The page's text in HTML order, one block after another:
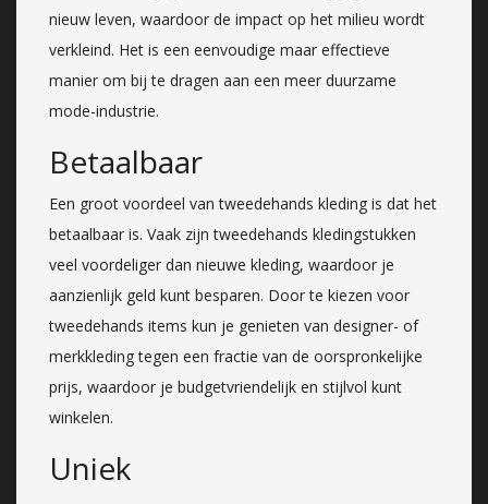
nieuw leven, waardoor de impact op het milieu wordt
verkleind. Het is een eenvoudige maar effectieve
manier om bij te dragen aan een meer duurzame
mode-industrie.
Betaalbaar
Een groot voordeel van tweedehands kleding is dat het
betaalbaar is. Vaak zijn tweedehands kledingstukken
veel voordeliger dan nieuwe kleding, waardoor je
aanzienlijk geld kunt besparen. Door te kiezen voor
tweedehands items kun je genieten van designer- of
merkkleding tegen een fractie van de oorspronkelijke
prijs, waardoor je budgetvriendelijk en stijlvol kunt
winkelen.
Uniek